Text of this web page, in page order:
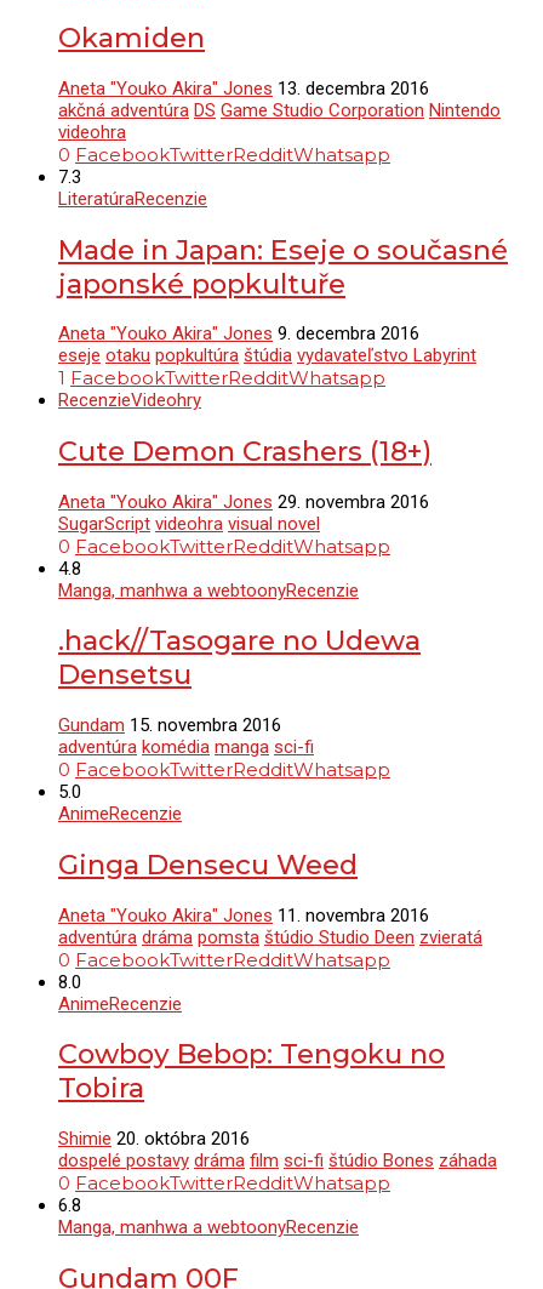
Okamiden
Aneta "Youko Akira" Jones 13. decembra 2016
akčná adventúra DS Game Studio Corporation Nintendo
videohra
0 FacebookTwitterRedditWhatsapp
7.3
LiteratúraRecenzie
Made in Japan: Eseje o současné
japonské popkultuře
Aneta "Youko Akira" Jones 9. decembra 2016
eseje otaku popkultúra štúdia vydavateľstvo Labyrint
1 FacebookTwitterRedditWhatsapp
RecenzieVideohry
Cute Demon Crashers (18+)
Aneta "Youko Akira" Jones 29. novembra 2016
SugarScript videohra visual novel
0 FacebookTwitterRedditWhatsapp
4.8
Manga, manhwa a webtoonyRecenzie
.hack//Tasogare no Udewa
Densetsu
Gundam 15. novembra 2016
adventúra komédia manga sci-fi
0 FacebookTwitterRedditWhatsapp
5.0
AnimeRecenzie
Ginga Densecu Weed
Aneta "Youko Akira" Jones 11. novembra 2016
adventúra dráma pomsta štúdio Studio Deen zvieratá
0 FacebookTwitterRedditWhatsapp
8.0
AnimeRecenzie
Cowboy Bebop: Tengoku no
Tobira
Shimie 20. októbra 2016
dospelé postavy dráma film sci-fi štúdio Bones záhada
0 FacebookTwitterRedditWhatsapp
6.8
Manga, manhwa a webtoonyRecenzie
Gundam 00F